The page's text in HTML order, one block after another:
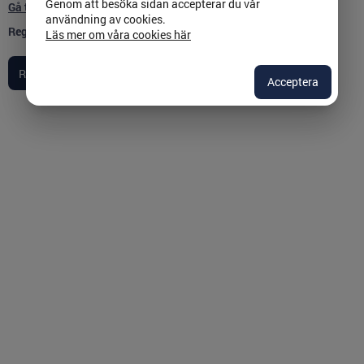
Gå till inloggningssidan
Registreringen påbörjas:2023-03-31
Genom att besöka sidan accepterar du vår
användning av cookies.
Läs mer om våra cookies här
Acceptera